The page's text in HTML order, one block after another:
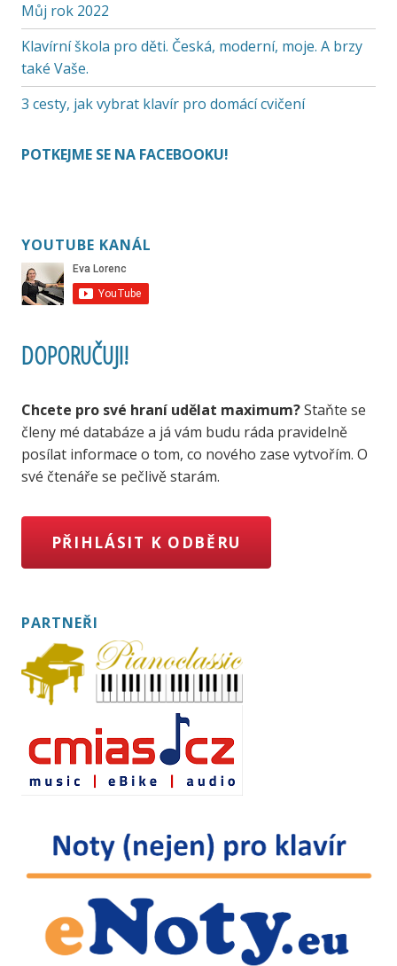
Můj rok 2022
Klavírní škola pro děti. Česká, moderní, moje. A brzy
také Vaše.
3 cesty, jak vybrat klavír pro domácí cvičení
POTKEJME SE NA FACEBOOKU!
YOUTUBE KANÁL
DOPORUČUJI!
Chcete pro své hraní udělat maximum?Staňte se
členy mé databáze a já vám budu ráda pravidelně
posílat informace o tom, co nového zase vytvořím. O
své čtenáře se pečlivě starám.
PŘIHLÁSIT K ODBĚRU
PARTNEŘI